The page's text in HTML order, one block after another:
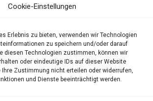
Cookie-Einstellungen
Erlebnis zu bieten, verwenden wir Technologien
zu speichern und/oder darauf
diesen Technologien zustimmen, können wir
oder eindeutige IDs auf dieser Website
Ihre Zustimmung nicht erteilen oder widerrufen,
und Dienste beeinträchtigt werden.